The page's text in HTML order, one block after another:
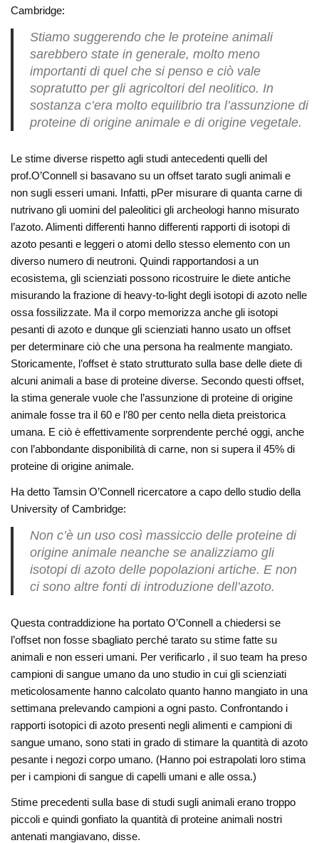
Cambridge:
Stiamo suggerendo che le proteine ​​animali
sarebbero state in generale, molto meno
importanti di quel che si penso e ciò vale
sopratutto per gli agricoltori del neolitico. In
sostanza c’era molto equilibrio tra l’assunzione di
proteine di origine animale e di origine vegetale.
Le stime diverse rispetto agli studi antecedenti quelli del
prof.O’Connell si basavano su un offset tarato sugli animali e
non sugli esseri umani. Infatti, pPer misurare di quanta carne di
nutrivano gli uomini del paleolitici gli archeologi hanno misurato
l’azoto. Alimenti differenti hanno differenti rapporti di isotopi di
azoto pesanti e leggeri o atomi dello stesso elemento con un
diverso numero di neutroni. Quindi rapportandosi a un
ecosistema, gli scienziati possono ricostruire le diete antiche
misurando la frazione di heavy-to-light degli isotopi di azoto nelle
ossa fossilizzate. Ma il corpo memorizza anche gli isotopi
pesanti di azoto e dunque gli scienziati hanno usato un offset
per determinare ciò che una persona ha realmente mangiato.
Storicamente, l’offset è stato strutturato sulla base delle diete di
alcuni animali a base di proteine diverse. Secondo questi offset,
la stima generale vuole che l’assunzione di proteine di origine
animale fosse tra il 60 e l’80 per cento nella dieta preistorica
umana. E ciò è effettivamente sorprendente perché oggi, anche
con l’abbondante disponibilità di carne, non si supera il 45% di
proteine di origine animale.
Ha detto Tamsin O’Connell ricercatore a capo dello studio della
University of Cambridge:
Non c’è un uso così massiccio delle proteine di
origine animale neanche se analizziamo gli
isotopi di azoto delle popolazioni artiche. E non
ci sono altre fonti di introduzione dell’azoto.
Questa contraddizione ha portato O’Connell a chiedersi se
l’offset non fosse sbagliato perché tarato su stime fatte su
animali e non esseri umani. Per verificarlo , il suo team ha preso
campioni di sangue umano da uno studio in cui gli scienziati
meticolosamente hanno calcolato quanto hanno mangiato in una
settimana prelevando campioni a ogni pasto. Confrontando i
rapporti isotopici di azoto presenti negli alimenti e campioni di
sangue umano, sono stati in grado di stimare la quantità di azoto
pesante i negozi corpo umano. (Hanno poi estrapolati loro stima
per i campioni di sangue di capelli umani e alle ossa.)
Stime precedenti sulla base di studi sugli animali erano troppo
piccoli e quindi gonfiato la quantità di proteine ​​animali nostri
antenati mangiavano, disse.